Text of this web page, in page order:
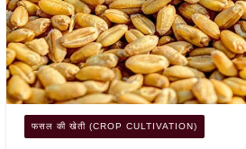
फसल की खेती (CROP CULTIVATION)